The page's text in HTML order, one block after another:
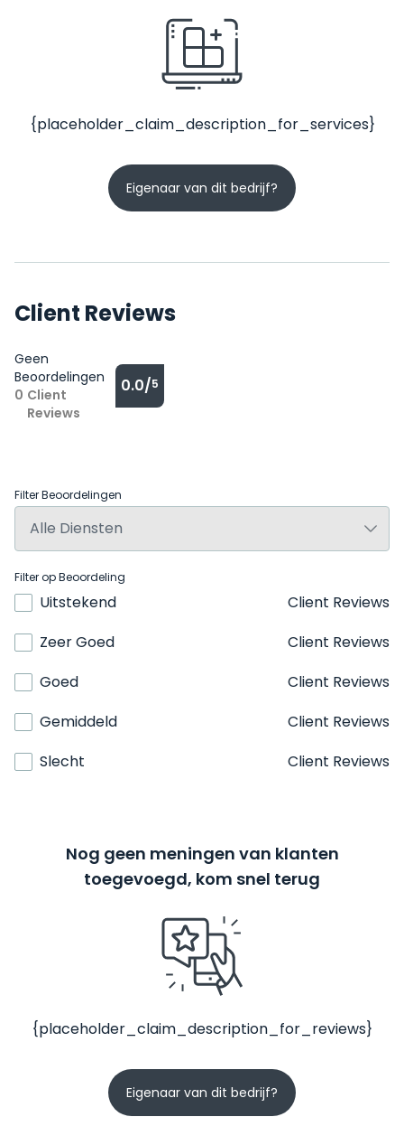
{placeholder_claim_description_for_services}
Eigenaar van dit bedrijf?
Client Reviews
Geen
Beoordelingen
0 Client
Reviews
0.0/5
Filter Beoordelingen
Filter op Beoordeling
Uitstekend
Client Reviews
Zeer Goed
Client Reviews
Goed
Client Reviews
Gemiddeld
Client Reviews
Slecht
Client Reviews
Nog geen meningen van klanten
toegevoegd, kom snel terug
{placeholder_claim_description_for_reviews}
Eigenaar van dit bedrijf?